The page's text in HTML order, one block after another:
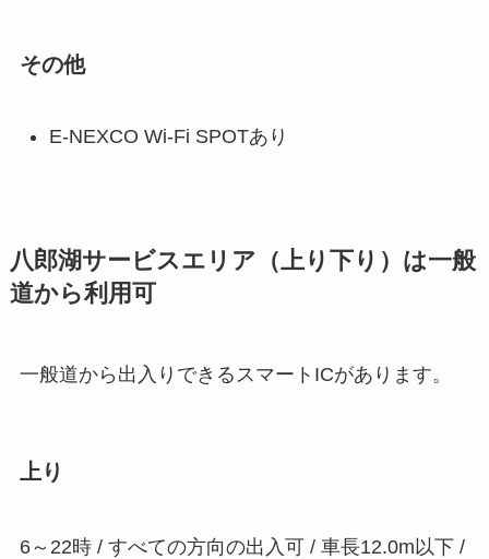
その他
E-NEXCO Wi-Fi SPOTあり
八郎湖サービスエリア （上り下り）は一般
道から利用可
一般道から出入りできるスマートICがあります。
上り
6～22時 / すべての方向の出入可 / 車長12.0m以下 /